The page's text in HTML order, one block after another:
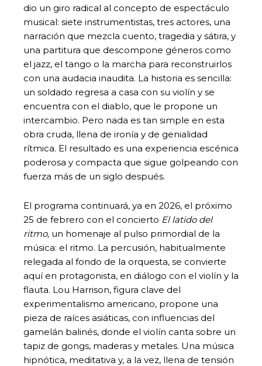
dio un giro radical al concepto de espectáculo
musical: siete instrumentistas, tres actores, una
narración que mezcla cuento, tragedia y sátira, y
una partitura que descompone géneros como
el jazz, el tango o la marcha para reconstruirlos
con una audacia inaudita. La historia es sencilla:
un soldado regresa a casa con su violín y se
encuentra con el diablo, que le propone un
intercambio. Pero nada es tan simple en esta
obra cruda, llena de ironía y de genialidad
rítmica. El resultado es una experiencia escénica
poderosa y compacta que sigue golpeando con
fuerza más de un siglo después.
El programa continuará, ya en 2026, el próximo
25 de febrero con el concierto El latido del
ritmo, un homenaje al pulso primordial de la
música: el ritmo. La percusión, habitualmente
relegada al fondo de la orquesta, se convierte
aquí en protagonista, en diálogo con el violín y la
flauta. Lou Harrison, figura clave del
experimentalismo americano, propone una
pieza de raíces asiáticas, con influencias del
gamelán balinés, donde el violín canta sobre un
tapiz de gongs, maderas y metales. Una música
hipnótica, meditativa y, a la vez, llena de tensión